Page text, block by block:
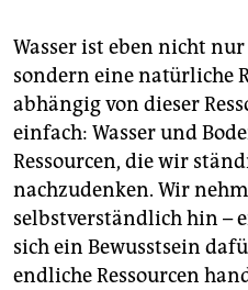
Wasser ist eben nicht
sondern eine natürliche
abhängig von dieser
einfach: Wasser und
Ressourcen, die wir
nachzudenken. Wir
selbstverständlich hin –
sich ein Bewusstsein
endliche Ressourcen